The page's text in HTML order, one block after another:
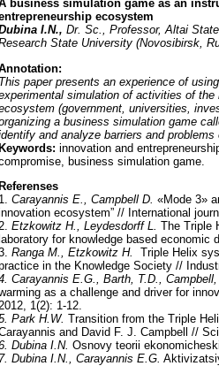
business simulation game as an
ecosystem
I.N., Dr. Sc., Professor, Altai
State University (Novosibirsk,
:
This paper presents an experience of
simulation of activities of
(government, universities,
a business simulation game
and analyze barriers and
Keywords: innovation and
business simulation game.
Referenses
1. Carayannis E., Campbell D. «Mode 3»
ecosystem” // International
Etzkowitz H., Leydesdorff L. The Triple
laboratory for knowledge based
Ranga M., Etzkowitz H.
Triple Helix
in the Knowledge Society //
Carayannis E.G., Barth, T.D., Campbell,
as a challenge and driver for
1(2): 1-12.
Park H.W. Transition from the Triple
and David F. J. Campbell //
Dubina I.N. Osnovy teorii
7. Dubina I.N., Carayannis E.G.